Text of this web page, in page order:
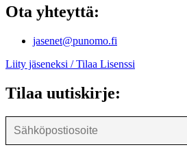
Ota yhteyttä:
jasenet@punomo.fi
Liity jäseneksi / Tilaa Lisenssi
Tilaa uutiskirje: